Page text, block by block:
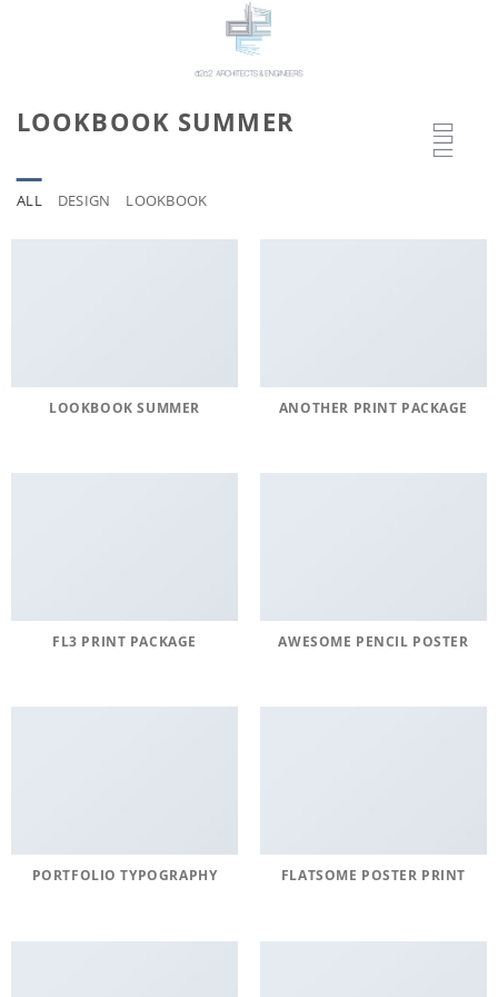
LOOKBOOK SUMMER
ALL DESIGN LOOKBOOK
LOOKBOOK SUMMER ANOTHER PRINT PACKAGE
FL3 PRINT PACKAGE AWESOME PENCIL POSTER
PORTFOLIO TYPOGRAPHY FLATSOME POSTER PRINT